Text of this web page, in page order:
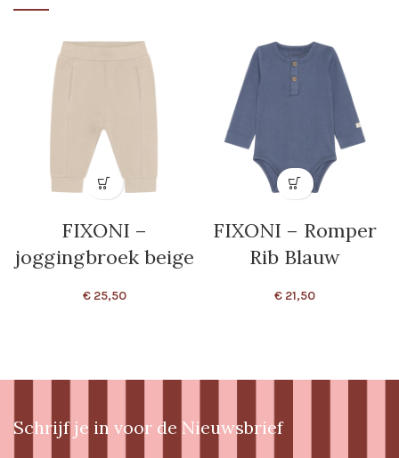
FIXONI –
joggingbroek beige
€25,50
FIXONI – Romper
Rib Blauw
€ 21,50
Schrijf je in voor de Nieuwsbrief